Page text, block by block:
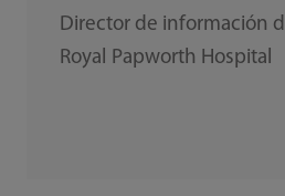
Director de información
Royal Papworth Hospital